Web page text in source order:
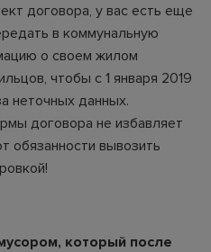
договора, у вас есть еще
в коммунальную
о своем жилом
чтобы с 1 января 2019
неточных данных.
договора не избавляет
обязанности вывозить
который после